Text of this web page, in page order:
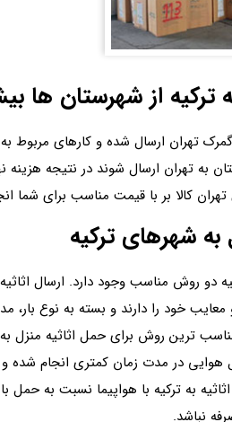
ترکیه از شهرستان ها
گمرک تهران ارسال شده و کارهای مربوط
به تهران ارسال شوند در نتیجه
کالا بر با قیمت مناسب برای شما
شهرهای ترکیه
دو روش مناسب وجود دارد. ارسال
خود را دارند و بسته به نوع بار،
ترین روش برای حمل اثاثیه منزل
هوایی در مدت زمان کمتری انجام شده
به ترکیه با هواپیما نسبت به حمل
نباشد.